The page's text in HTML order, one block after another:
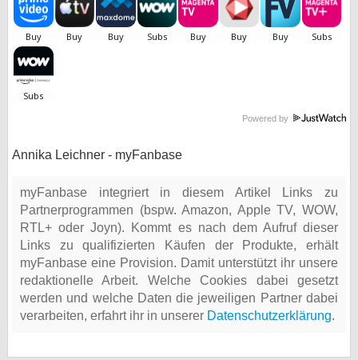
Powered by
Annika Leichner - myFanbase
myFanbase integriert in diesem Artikel Links zu
Partnerprogrammen (bspw. Amazon, Apple TV, WOW,
RTL+ oder Joyn). Kommt es nach dem Aufruf dieser
Links zu qualifizierten Käufen der Produkte, erhält
myFanbase eine Provision. Damit unterstützt ihr unsere
redaktionelle Arbeit. Welche Cookies dabei gesetzt
werden und welche Daten die jeweiligen Partner dabei
verarbeiten, erfahrt ihr in unserer Datenschutzerklärung.